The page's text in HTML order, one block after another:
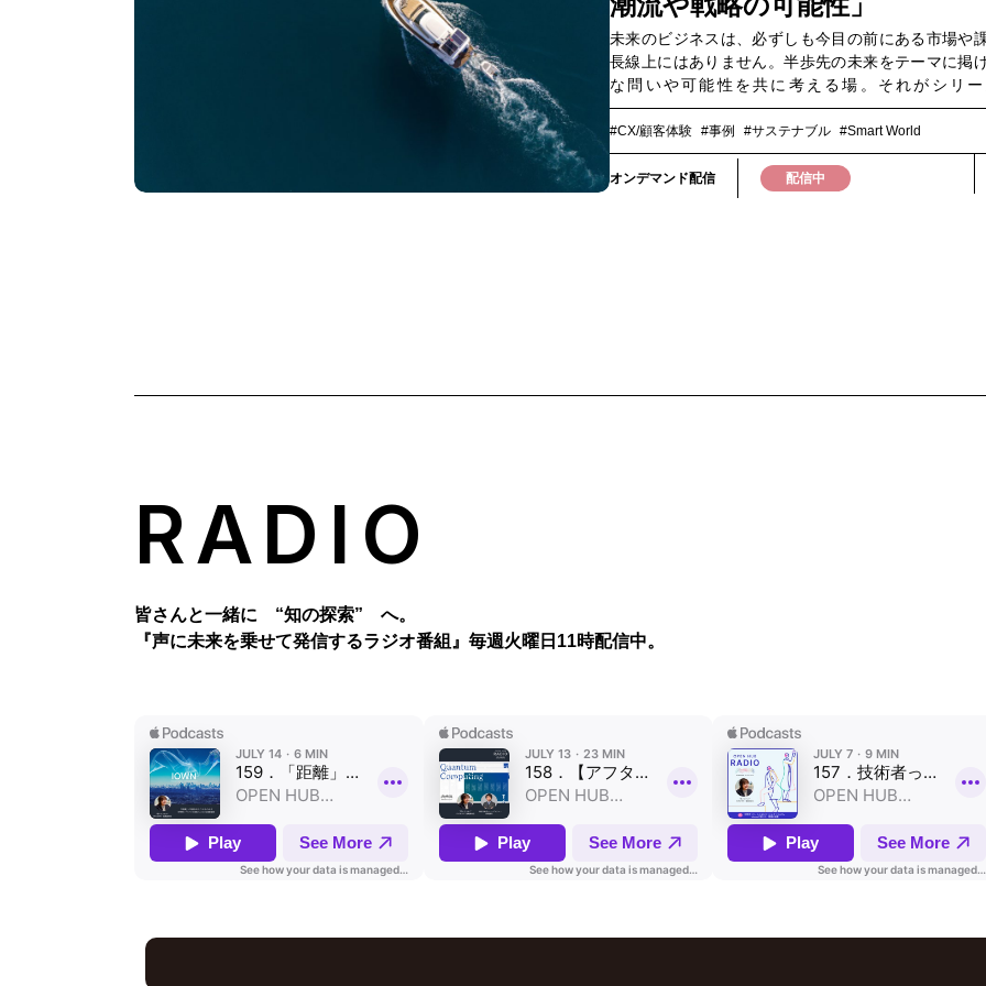
の活用方法について、具体的な事例とともにお届けし
ぜひご視聴ください。▼このような方におすすめ
舗・多拠点経営に課題を感じている方・IT部門の業務
人材不足にお悩みの方・DXを推進するうえで現場と
変革を模索している方
未来のビジネスは、必ずしも今目の前にある市場や
長線上にはありません。半歩先の未来をテーマに掲
な問いや可能性を共に考える場。それがシリー
「Future Dialog」です。第一弾のテーマは 「富裕
ス」。海外では「巨大市場」に拡大し、観光・不動産
車・金融・ファッションなど多様な産業を牽引する
です。一方、日本ではまだ十分に開拓されておらず、
成長余地を残しています。本ウェビナーでは、
背景に、日本企業がどこに新たなチャンスを見出せ
えます。まずは「知ること」から。このインプット
#CX/顧客体験 #事例 #サステナブル #Smart World
オンデマンド配信 配信中
RADIO
皆さんと一緒に “知の探索” へ。
『声に未来を乗せて発信するラジオ番組』 毎週火曜日11時配信中。